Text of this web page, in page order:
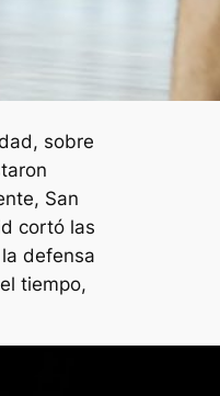
sobre
San
cortó las
defensa
tiempo,